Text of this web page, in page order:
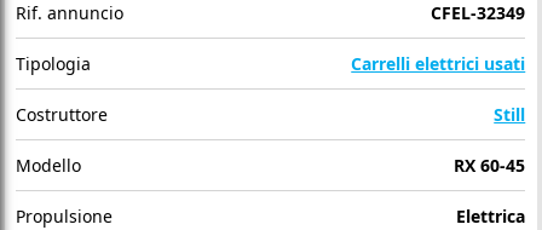
Rif. annuncio CFEL-32349
Tipologia Carrelli elettrici usati
Costruttore Still
Modello RX 60-45
Propulsione Elettrica